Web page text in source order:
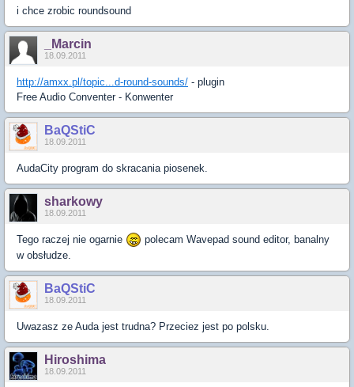
i chce zrobic roundsound
_Marcin
18.09.2011
http://amxx.pl/topic...d-round-sounds/ - plugin
Free Audio Conventer - Konwenter
BaQStiC
18.09.2011
AudaCity program do skracania piosenek.
sharkowy
18.09.2011
Tego raczej nie ogarnie
polecam Wavepad sound editor, banalny
w obsłudze.
BaQStiC
18.09.2011
Uwazasz ze Auda jest trudna? Przeciez jest po polsku.
Hiroshima
18.09.2011